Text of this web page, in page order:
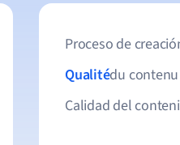
Proceso de
Qualitédu
Calidad del